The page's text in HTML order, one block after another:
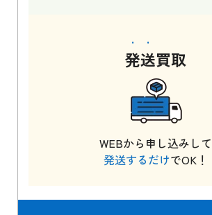
発送買取
WEBから申し込みして
発送するだけでOK！